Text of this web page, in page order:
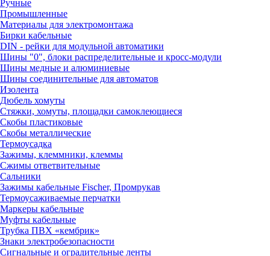
Ручные
Промышленные
Материалы для электромонтажа
Бирки кабельные
DIN - рейки для модульной автоматики
Шины "0", блоки распределительные и кросс-модули
Шины медные и алюминиевые
Шины соединительные для автоматов
Изолента
Дюбель хомуты
Стяжки, хомуты, площадки самоклеющиеся
Скобы пластиковые
Скобы металлические
Термоусадка
Зажимы, клеммники, клеммы
Сжимы ответвительные
Сальники
Зажимы кабельные Fischer, Промрукав
Термоусаживаемые перчатки
Маркеры кабельные
Муфты кабельные
Трубка ПВХ «кембрик»
Знаки электробезопасности
Сигнальные и оградительные ленты